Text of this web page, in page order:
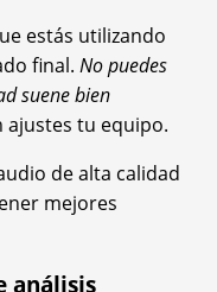
estás utilizando
final. No puedes
suene bien
ajustes tu equipo.
de alta calidad
mejores
análisis